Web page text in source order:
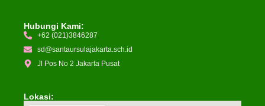
Hubungi Kami:
+62 (021)3846287
sd@santaursulajakarta.sch.id
Jl Pos No 2 Jakarta Pusat
Lokasi: